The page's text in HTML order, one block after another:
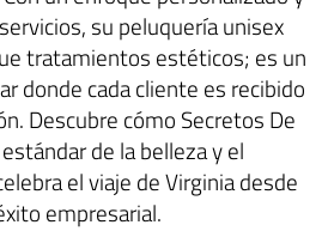
su peluquería unisex
tratamientos estéticos; es un
donde cada cliente es recibido
Descubre cómo Secretos De
de la belleza y el
el viaje de Virginia desde
empresarial.